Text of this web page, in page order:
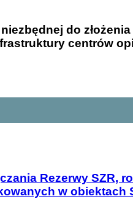
do
centrów
Rezerwy SZR,
w obiektach